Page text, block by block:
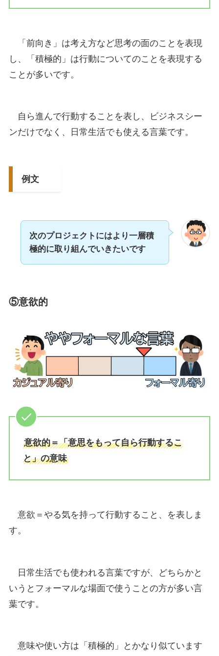
「前向き」は考え方など思考の面のことを表現
し、「積極的」は行動についてのことを表現する
ことが多いです。
自ら進んで行動することを表し、ビジネスシー
ンだけでなく、日常生活でも使える言葉です。
例文
次のプロジェクトにはより一層積
極的に取り組んでいきたいです
⑤意欲的
意欲的＝「意思をもって自ら行動するこ
と」の意味
意欲＝やる気を持って行動すること、を表しま
す。
日常生活でも使われる言葉ですが、どちらかと
いうとフォーマルな場面で使うことの方が多い言
葉です。
意味や使い方は「積極的」とかなり似ています